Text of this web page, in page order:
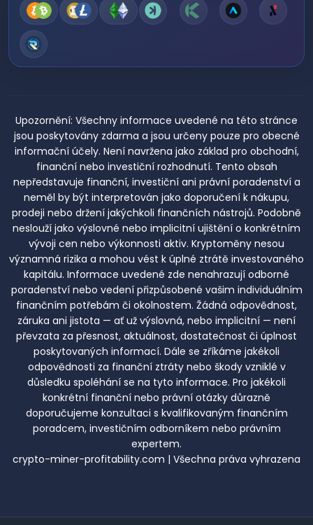
Upozornění: Všechny informace uvedené na této stránce
jsou poskytovány zdarma a jsou určeny pouze pro obecné
informační účely. Není navržena jako základ pro obchodní,
finanční nebo investiční rozhodnutí. Tento obsah
nepředstavuje finanční, investiční ani právní poradenství a
neměl by být interpretován jako doporučení k nákupu,
prodeji nebo držení jakýchkoli finančních nástrojů. Podobně
neslouží jako výslovné nebo implicitní ujištění o konkrétním
vývoji cen nebo výkonnosti aktiv. Kryptoměny nesou
významná rizika a mohou vést k úplné ztrátě investovaného
kapitálu. Informace uvedené zde nenahrazují odborné
poradenství nebo vedení přizpůsobené vašim individuálním
finančním potřebám či okolnostem. Žádná odpovědnost,
záruka ani jistota — ať už výslovná, nebo implicitní — není
převzata za přesnost, aktuálnost, dostatečnost či úplnost
poskytovaných informací. Dále se zříkáme jakékoli
odpovědnosti za finanční ztráty nebo škody vzniklé v
důsledku spoléhání se na tyto informace. Pro jakékoli
konkrétní finanční nebo právní otázky důrazně
doporučujeme konzultaci s kvalifikovaným finančním
poradcem, investičním odborníkem nebo právním
expertem.
crypto-miner-profitability.com | Všechna práva vyhrazena